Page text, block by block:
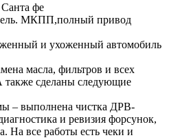
фе
МКПП,полный привод
и ухоженный автомобиль
масла, фильтров и всех
также сделаны следующие
– выполнена чистка ДРВ-
и ревизия форсунок,
На все работы есть чеки и